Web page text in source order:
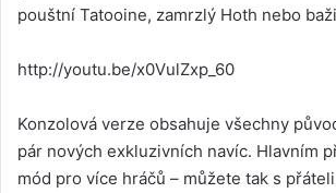
pouštní Tatooine, zamrzlý Hoth nebo
http://youtu.be/x0VulZxp_60
Konzolová verze obsahuje všechny
pár nových exkluzivních navíc. Hlavním
mód pro více hráčů – můžete tak s